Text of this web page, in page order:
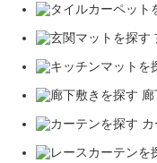
廊